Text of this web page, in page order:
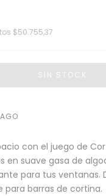
$50.755,37
con el juego de
en suave gasa de
para tus ventanas.
para barras de cortina.